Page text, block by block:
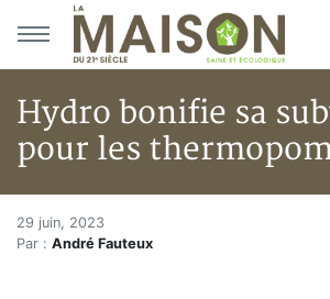
Aller au menu principal
Aller au contenu principal
Hydro bonifie sa
pour les
Accueil
Articles
Hydro bonifie sa
29 juin, 2023
Par : André Fauteux